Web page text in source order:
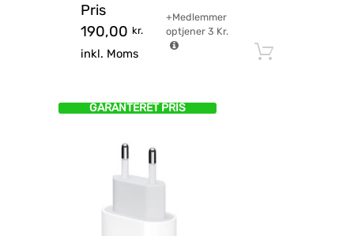
Pris
190,00 kr.
inkl. Moms
+Medlemmer
optjener3 Kr.
GARANTERET PRIS